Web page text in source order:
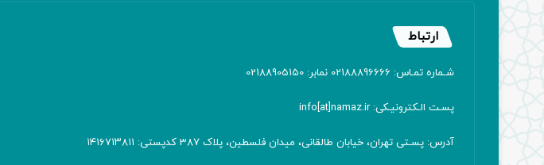
ارتباط
شـماره تمـاس: 02188896666 نمابر: 02188905150
پسـت الـکترونیـکی: info[at]namaz.ir
آدرس: پسـتی تهران، خیابان طالقانی، میدان فلسطین، پلاک 387 کدپستی: ۱۴۱۶۷۱۳۸۱۱